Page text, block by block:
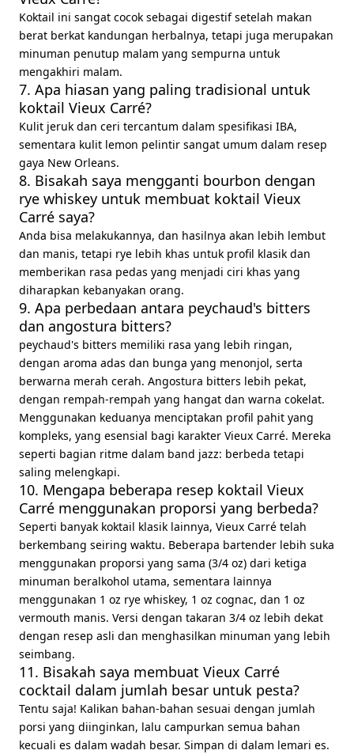
Koktail ini sangat cocok sebagai digestif setelah makan
berat berkat kandungan herbalnya, tetapi juga merupakan
minuman penutup malam yang sempurna untuk
mengakhiri malam.
7. Apa hiasan yang paling tradisional untuk
koktail Vieux Carré?
Kulit jeruk dan ceri tercantum dalam spesifikasi IBA,
sementara kulit lemon pelintir sangat umum dalam resep
gaya New Orleans.
8. Bisakah saya mengganti bourbon dengan
rye whiskey untuk membuat koktail Vieux
Carré saya?
Anda bisa melakukannya, dan hasilnya akan lebih lembut
dan manis, tetapi rye lebih khas untuk profil klasik dan
memberikan rasa pedas yang menjadi ciri khas yang
diharapkan kebanyakan orang.
9. Apa perbedaan antara peychaud's bitters
dan angostura bitters?
peychaud's bitters memiliki rasa yang lebih ringan,
dengan aroma adas dan bunga yang menonjol, serta
berwarna merah cerah. Angostura bitters lebih pekat,
dengan rempah-rempah yang hangat dan warna cokelat.
Menggunakan keduanya menciptakan profil pahit yang
kompleks, yang esensial bagi karakter Vieux Carré. Mereka
seperti bagian ritme dalam band jazz: berbeda tetapi
saling melengkapi.
10. Mengapa beberapa resep koktail Vieux
Carré menggunakan proporsi yang berbeda?
Seperti banyak koktail klasik lainnya, Vieux Carré telah
berkembang seiring waktu. Beberapa bartender lebih suka
menggunakan proporsi yang sama (3/4 oz) dari ketiga
minuman beralkohol utama, sementara lainnya
menggunakan 1 oz rye whiskey, 1 oz cognac, dan 1 oz
vermouth manis. Versi dengan takaran 3/4 oz lebih dekat
dengan resep asli dan menghasilkan minuman yang lebih
seimbang.
11. Bisakah saya membuat Vieux Carré
cocktail dalam jumlah besar untuk pesta?
Tentu saja! Kalikan bahan-bahan sesuai dengan jumlah
porsi yang diinginkan, lalu campurkan semua bahan
kecuali es dalam wadah besar. Simpan di dalam lemari es.